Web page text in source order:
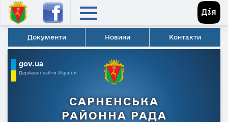
Документи Новини Контакти
gov.ua
Державні сайти України
САРНЕНСЬКА
РАЙОННА РАДА